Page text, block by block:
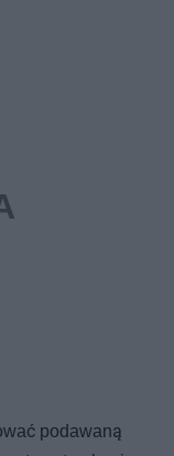
podawaną